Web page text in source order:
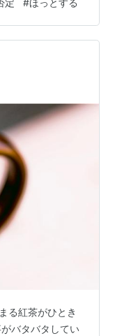
、などの共感の
こと学校を否定
が良いですか
いです。それ故
ませんでした。
る紅茶がひとき
バタバタしてい